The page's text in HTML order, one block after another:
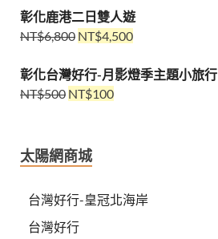
彰化鹿港二日雙人遊
NT$6,800 NT$4,500
彰化台灣好行-月影燈季主題小旅行
NT$500 NT$100
太陽網商城
台灣好行-皇冠北海岸
台灣好行